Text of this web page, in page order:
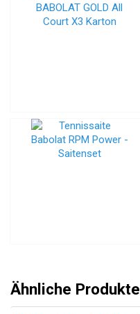
Ähnliche Produkte